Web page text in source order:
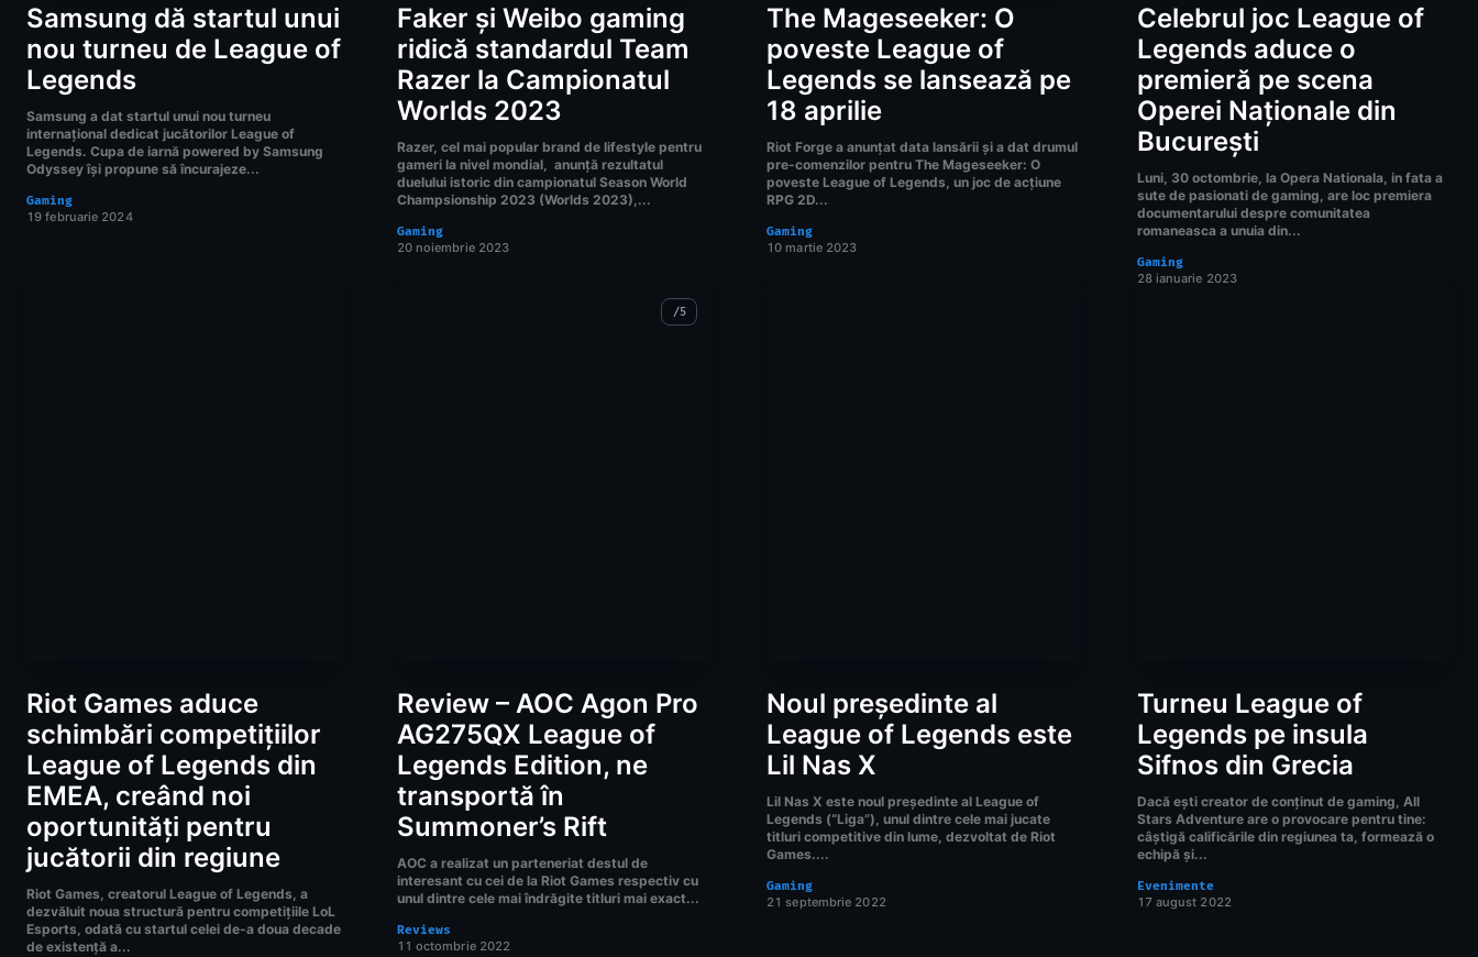
Samsung dă startul unui
nou turneu de League of
Legends
Samsung a dat startul unui nou turneu
internațional dedicat jucătorilor League of
Legends. Cupa de iarnă powered by Samsung
Odyssey își propune să încurajeze...
Gaming
19 februarie 2024
Faker și Weibo gaming
ridică standardul Team
Razer la Campionatul
Worlds 2023
Razer, cel mai popular brand de lifestyle pentru
gameri la nivel mondial, anunță rezultatul
duelului istoric din campionatul Season World
Champsionship 2023 (Worlds 2023),...
Gaming
20 noiembrie 2023
The Mageseeker: O
poveste League of
Legends se lansează pe
18 aprilie
Riot Forge a anunțat data lansării și a dat drumul
pre-comenzilor pentru The Mageseeker: O
poveste League of Legends, un joc de acțiune
RPG 2D...
Gaming
10 martie 2023
Celebrul joc League of
Legends aduce o
premieră pe scena
Operei Naționale din
București
Luni, 30 octombrie, la Opera Nationala, in fata a
sute de pasionati de gaming, are loc premiera
documentarului despre comunitatea
romaneasca a unuia din...
Gaming
28 ianuarie 2023
Riot Games aduce
schimbări competițiilor
League of Legends din
EMEA, creând noi
oportunități pentru
jucătorii din regiune
Riot Games, creatorul League of Legends, a
dezvăluit noua structură pentru competițiile LoL
Esports, odată cu startul celei de-a doua decade
de existență a...
Review – AOC Agon Pro
AG275QX League of
Legends Edition, ne
transportă în
Summoner’s Rift
AOC a realizat un parteneriat destul de
interesant cu cei de la Riot Games respectiv cu
unul dintre cele mai îndrăgite titluri mai exact...
Reviews
11 octombrie 2022
Noul președinte al
League of Legends este
Lil Nas X
Lil Nas X este noul președinte al League of
Legends (“Liga”), unul dintre cele mai jucate
titluri competitive din lume, dezvoltat de Riot
Games....
Gaming
21 septembrie 2022
Turneu League of
Legends pe insula
Sifnos din Grecia
Dacă ești creator de conținut de gaming, All
Stars Adventure are o provocare pentru tine:
câștigă calificările din regiunea ta, formează o
echipă și...
Evenimente
17 august 2022